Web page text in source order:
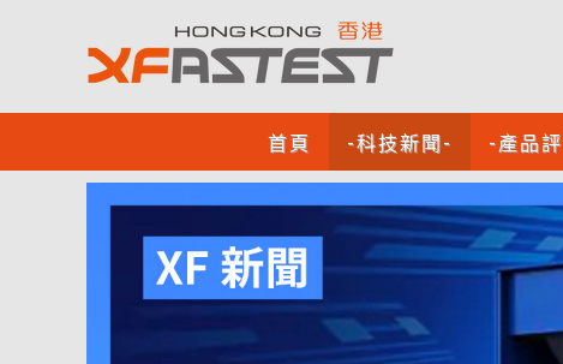
首頁 -科技新聞- -產品